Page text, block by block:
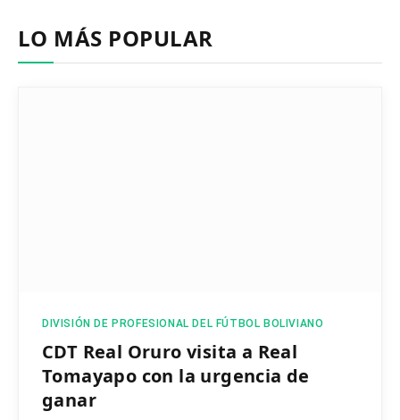
LO MÁS POPULAR
DIVISIÓN DE PROFESIONAL DEL FÚTBOL BOLIVIANO
CDT Real Oruro visita a Real
Tomayapo con la urgencia de
ganar